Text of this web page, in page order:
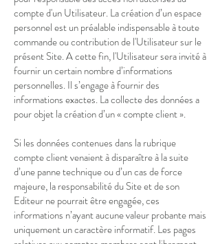
compte d'un Utilisateur. La création d’un espace
personnel est un préalable indispensable à toute
commande ou contribution de l'Utilisateur sur le
présent Site. A cette fin, l'Utilisateur sera invité à
fournir un certain nombre d’informations
personnelles. Il s’engage à fournir des
informations exactes. La collecte des données a
pour objet la création d’un « compte client ».
Si les données contenues dans la rubrique
compte client venaient à disparaître à la suite
d’une panne technique ou d’un cas de force
majeure, la responsabilité du Site et de son
Editeur ne pourrait être engagée, ces
informations n’ayant aucune valeur probante mais
uniquement un caractère informatif. Les pages